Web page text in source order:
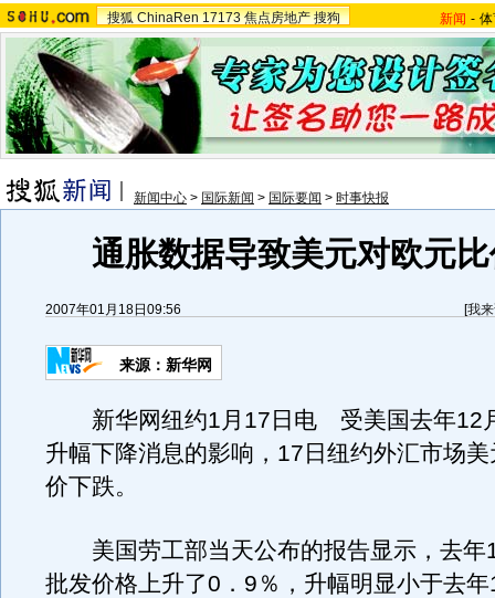
搜狐 ChinaRen 17173 焦点房地产 搜狗 新闻 -
新闻中心 > 国际新闻 > 国际要闻 > 时事快报
通胀数据导致美元对欧元
2007年01月18日09:56 [我
来源：新华网
新华网纽约1月17日电 受美国去年12
升幅下降消息的影响，17日纽约外汇市场
价下跌。
美国劳工部当天公布的报告显示，去年
批发价格上升了0．9％，升幅明显小于去